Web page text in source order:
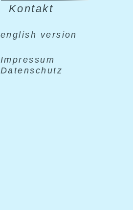
Kontakt
english version
Impressum
Datenschutz